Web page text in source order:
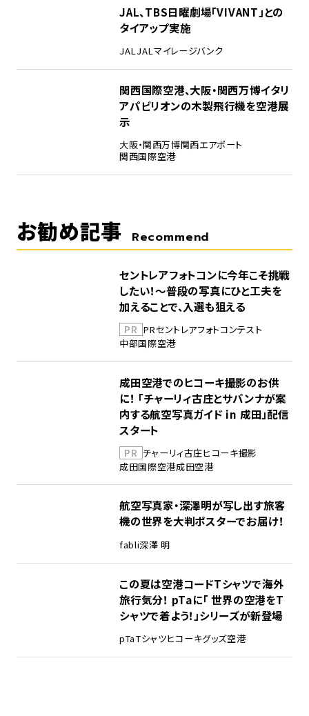
JAL、TBS日曜劇場「VIVANT」との
タイアップ実施
JALJALマイレージバンク
関西国際空港、大阪・関西万博イタリ
アパビリオンの木製飛行機を空港展
示
大阪・関西万博関西エアポート
関西国際空港
お勧め記事 Recommend
セントレアフォトコンに今年こそ挑戦
したい！～普段の写真にひと工夫を
加えることで、入選も狙える
PR PRセントレアフォトコンテスト
中部国際空港
成田空港でのヒコーキ撮影のお供
に！ 「チャーリィ古庄とサバンナが案
内する航空写真ガイド in 成田」配信
スタート
PR チャーリィ古庄ヒコーキ撮影
成田国際空港成田空港
航空写真家・深澤明が写し出す旅客
機の世界を大判ポスターでお届け！
fabli深澤 明
この夏は空港コードTシャツで海外
旅行気分！ pTaに「 世界の空港をT
シャツで着よう！」シリーズが新登場
pTaTシャツヒコーキグッズ空港